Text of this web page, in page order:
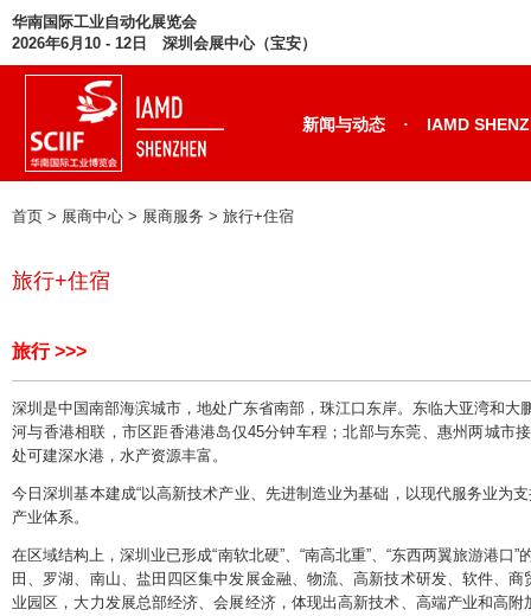
华南国际工业自动化展览会
2026年6月10 - 12日 深圳会展中心（宝安）
新闻与动态 · IAMD
首页 > 展商中心 > 展商服务 > 旅行+住宿
旅行+住宿
旅行 >>>
深圳是中国南部海滨城市，地处广东省南部，珠江口东岸。东临大亚湾和大
河与香港相联，市区距香港港岛仅45分钟车程；北部与东莞、惠州两城市
处可建深水港，水产资源丰富。
今日深圳基本建成“以高新技术产业、先进制造业为基础，以现代服务业为
产业体系。
在区域结构上，深圳业已形成“南软北硬”、“南高北重”、“东西两翼旅游港口
田、罗湖、南山、盐田四区集中发展金融、物流、高新技术研发、软件、商
业园区，大力发展总部经济、会展经济，体现出高新技术、高端产业和高附